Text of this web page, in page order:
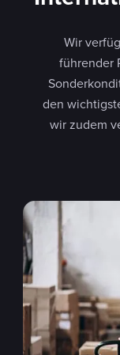
Wir
führender
den
wir zudem